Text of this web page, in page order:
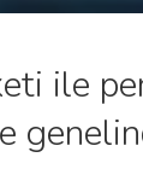
ile